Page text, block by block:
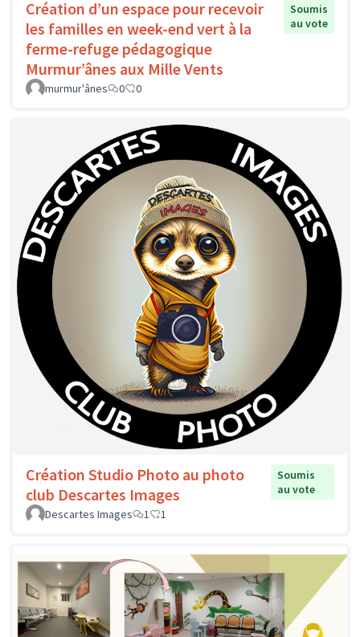
Création d’un espace pour recevoir
les familles en week-end vert à la
ferme-refuge pédagogique
Murmur’ânes aux Mille Vents
Soumis
au vote
murmur'ânes 0 0
Création Studio Photo au photo
club Descartes Images
Soumis
au vote
Descartes Images
1 1